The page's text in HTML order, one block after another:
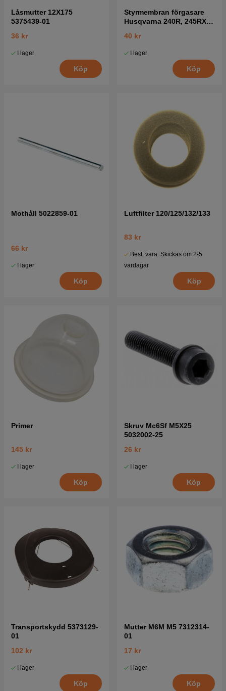
Låsmutter 12X175
5375439-01
36 kr
I lager
Köp
Styrmembran förgasare
Husqvarna 240R, 245RX,
40 kr
I lager
Köp
Mothåll 5022859-01
66 kr
I lager
Köp
Luftfilter 120/125/132/133
83 kr
Best. vara. Skickas om 2-5
vardagar
Köp
Primer
145 kr
I lager
Köp
Skruv Mc6Sf M5X25
5032002-25
26 kr
I lager
Köp
Transportskydd 5373129-
01
102 kr
I lager
Köp
Mutter M6M M5 7312314-
01
17 kr
I lager
Köp